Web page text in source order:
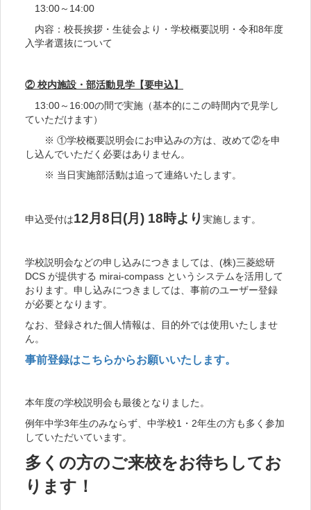
13:00～14:00
内容：校長挨拶・生徒会より・学校概要説明・令和8年度
入学者選抜について
② 校内施設・部活動見学【要申込】
13:00～16:00の間で実施（基本的にこの時間内で見学し
ていただけます）
※ ①学校概要説明会にお申込みの方は、改めて②を申
し込んでいただく必要はありません。
※ 当日実施部活動は追って連絡いたします。
申込受付は12月8日(月) 18時より 実施します。
学校説明会などの申し込みにつきましては、(株)三菱総研
DCS が提供する mirai-compass というシステムを活用して
おります。申し込みにつきましては、事前のユーザー登録
が必要となります。
なお、登録された個人情報は、目的外では使用いたしませ
ん。
事前登録はこちらからお願いいたします。
本年度の学校説明会も最後となりました。
例年中学3年生のみならず、中学校1・2年生の方も多く参加
していただいています。
多くの方のご来校をお待ちしてお
ります！